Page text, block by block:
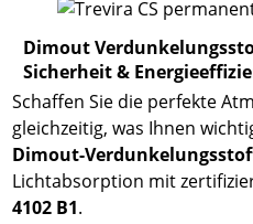
Dimout
Sicherheit &
Schaffen Sie die perfekte
gleichzeitig, was Ihnen
Dimout-
Lichtabsorption mit
4102 B1.